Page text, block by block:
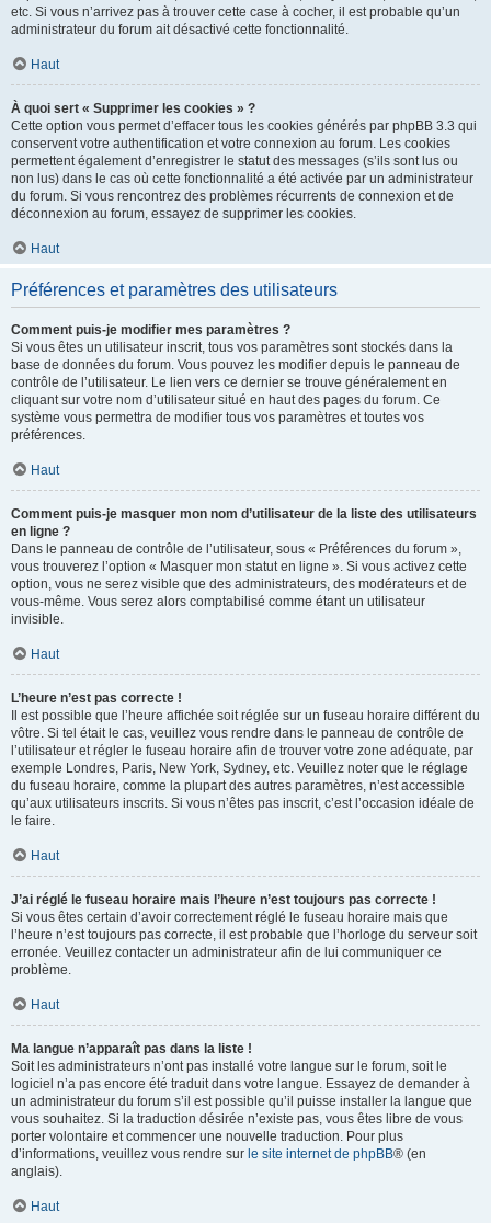
etc. Si vous n’arrivez pas à trouver cette case à cocher, il est probable qu’un
administrateur du forum ait désactivé cette fonctionnalité.
Haut
À quoi sert « Supprimer les cookies » ?
Cette option vous permet d’effacer tous les cookies générés par phpBB 3.3 qui
conservent votre authentification et votre connexion au forum. Les cookies
permettent également d’enregistrer le statut des messages (s’ils sont lus ou
non lus) dans le cas où cette fonctionnalité a été activée par un administrateur
du forum. Si vous rencontrez des problèmes récurrents de connexion et de
déconnexion au forum, essayez de supprimer les cookies.
Haut
Préférences et paramètres des utilisateurs
Comment puis-je modifier mes paramètres ?
Si vous êtes un utilisateur inscrit, tous vos paramètres sont stockés dans la
base de données du forum. Vous pouvez les modifier depuis le panneau de
contrôle de l’utilisateur. Le lien vers ce dernier se trouve généralement en
cliquant sur votre nom d’utilisateur situé en haut des pages du forum. Ce
système vous permettra de modifier tous vos paramètres et toutes vos
préférences.
Haut
Comment puis-je masquer mon nom d’utilisateur de la liste des utilisateurs
en ligne ?
Dans le panneau de contrôle de l’utilisateur, sous « Préférences du forum »,
vous trouverez l’option « Masquer mon statut en ligne ». Si vous activez cette
option, vous ne serez visible que des administrateurs, des modérateurs et de
vous-même. Vous serez alors comptabilisé comme étant un utilisateur
invisible.
Haut
L’heure n’est pas correcte !
Il est possible que l’heure affichée soit réglée sur un fuseau horaire différent du
vôtre. Si tel était le cas, veuillez vous rendre dans le panneau de contrôle de
l’utilisateur et régler le fuseau horaire afin de trouver votre zone adéquate, par
exemple Londres, Paris, New York, Sydney, etc. Veuillez noter que le réglage
du fuseau horaire, comme la plupart des autres paramètres, n’est accessible
qu’aux utilisateurs inscrits. Si vous n’êtes pas inscrit, c’est l’occasion idéale de
le faire.
Haut
J’ai réglé le fuseau horaire mais l’heure n’est toujours pas correcte !
Si vous êtes certain d’avoir correctement réglé le fuseau horaire mais que
l’heure n’est toujours pas correcte, il est probable que l’horloge du serveur soit
erronée. Veuillez contacter un administrateur afin de lui communiquer ce
problème.
Haut
Ma langue n’apparaît pas dans la liste !
Soit les administrateurs n’ont pas installé votre langue sur le forum, soit le
logiciel n’a pas encore été traduit dans votre langue. Essayez de demander à
un administrateur du forum s’il est possible qu’il puisse installer la langue que
vous souhaitez. Si la traduction désirée n’existe pas, vous êtes libre de vous
porter volontaire et commencer une nouvelle traduction. Pour plus
d’informations, veuillez vous rendre sur le site internet de phpBB® (en
anglais).
Haut